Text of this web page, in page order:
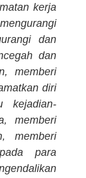
kerja
dan
dan
memberi
diri
kejadian-
memberi
memberi
para